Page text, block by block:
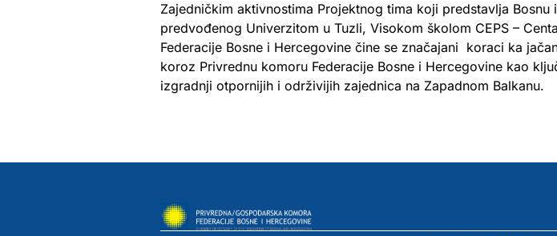
Zajedničkim aktivnostima Projektnog tima koji predstavlja
predvođenog Univerzitom u Tuzli, Visokom školom CEPS –
Federacije Bosne i Hercegovine čine se značajani koraci ka
koroz Privrednu komoru Federacije Bosne i Hercegovine kao
izgradnji otpornijih i održivijih zajednica na Zapadnom Balkanu.